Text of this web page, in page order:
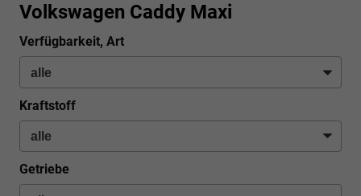
Volkswagen Caddy Maxi
Verfügbarkeit, Art
Kraftstoff
Getriebe